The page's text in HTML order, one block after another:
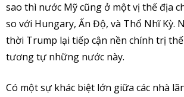
sao thì nước Mỹ cũng ở một vị thế địa
so với Hungary, Ấn Độ, và Thổ Nhĩ Kỳ.
thời Trump lại tiếp cận nền chính trị
tương tự những nước này.
Có một sự khác biệt lớn giữa các nhà